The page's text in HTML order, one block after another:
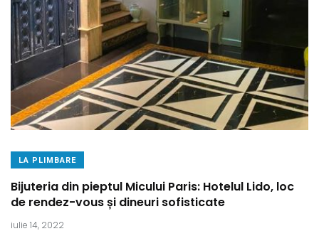
LA PLIMBARE
Bijuteria din pieptul Micului Paris: Hotelul Lido, loc
de rendez-vous și dineuri sofisticate
iulie 14, 2022